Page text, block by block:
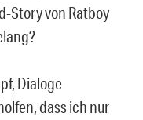
Story von Ratboy
Dialoge
dass ich nur